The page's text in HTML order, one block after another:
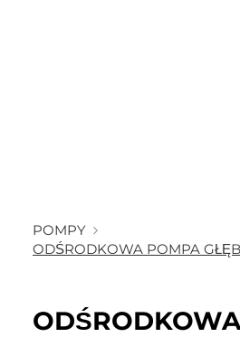
POMPY
ODŚRODKOWA POMPA